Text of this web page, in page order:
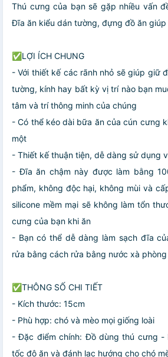
Thú cưng của bạn sẽ gặp nhiều vấn
Đĩa ăn kiểu dán tường, đựng đồ ăn
✅LỢI ÍCH CHUNG
- Với thiết kế các rãnh nhỏ sẽ giúp giữ
tường, kính hay bất kỳ vị trí nào bạn
tâm và trí thông minh của chúng
- Có thể kéo dài bữa ăn của cún cưng
một
- Thiết kế thuận tiện, dễ dàng sử dụng
- Đĩa ăn chậm này được làm bằng
phẩm, không độc hại, không mùi và
silicone mềm mại sẽ không làm tổn
cưng của bạn khi ăn
- Bạn có thể dễ dàng làm sạch đĩa
rửa bằng cách rửa bằng nước xà
✅THÔNG SỐ CHI TIẾT
- Kích thước: 15cm
- Phù hợp: chó và mèo mọi giống loài
- Đặc điểm chính: Đồ dùng thú cưng -
tốc độ ăn và đánh lạc hướng cho chó